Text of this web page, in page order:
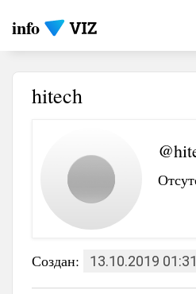
info
hitech
Создан: 13.10.2019